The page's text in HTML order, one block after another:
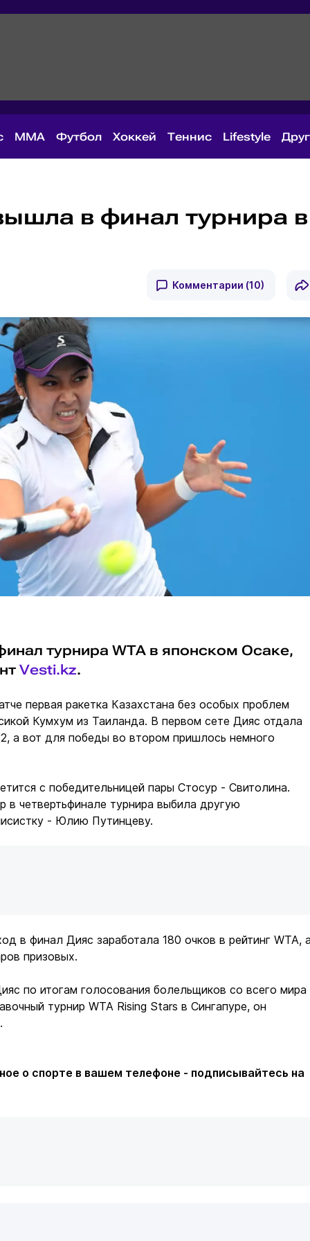
MMA Футбол Хоккей Теннис Lifestyle
в финал турнира в
Комментарии (10)
турнира WTA в японском Осаке,
Vesti.kz.
первая ракетка Казахстана без особых проблем
Кумхум из Таиланда. В первом сете Дияс отдала
а вот для победы во втором пришлось немного
с победительницей пары Стосур - Свитолина.
в четвертьфинале турнира выбила другую
- Юлию Путинцеву.
в финал Дияс заработала 180 очков в рейтинг WTA,
призовых.
по итогам голосования болельщиков со всего мира
турнир WTA Rising Stars в Сингапуре, он
о спорте в вашем телефоне - подписывайтесь на